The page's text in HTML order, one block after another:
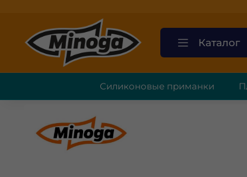
Каталог
Силиконовые приманки